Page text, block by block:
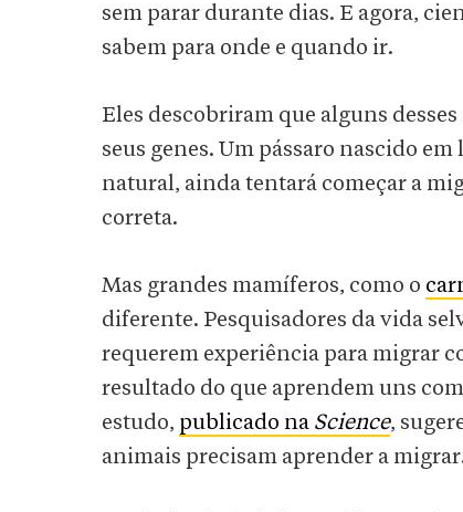
sem parar durante dias. E agora,
sabem para onde e quando ir.
Eles descobriram que alguns
seus genes. Um pássaro nascido
natural, ainda tentará começar a
correta.
Mas grandes mamíferos, como o
diferente. Pesquisadores da vida
requerem experiência para migrar
resultado do que aprendem uns
estudo, publicado na Science,
animais precisam aprender a